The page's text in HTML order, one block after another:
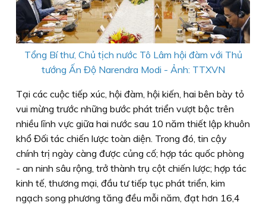
Tổng Bí thư, Chủ tịch nước Tô Lâm hội đàm với Thủ
tướng Ấn Độ Narendra Modi - Ảnh: TTXVN
Tại các cuộc tiếp xúc, hội đàm, hội kiến, hai bên bày tỏ
vui mừng trước những bước phát triển vượt bậc trên
nhiều lĩnh vực giữa hai nước sau 10 năm thiết lập khuôn
khổ Đối tác chiến lược toàn diện. Trong đó, tin cậy
chính trị ngày càng được củng cố; hợp tác quốc phòng
- an ninh sâu rộng, trở thành trụ cột chiến lược; hợp tác
kinh tế, thương mại, đầu tư tiếp tục phát triển, kim
ngạch song phương tăng đều mỗi năm, đạt hơn 16,4